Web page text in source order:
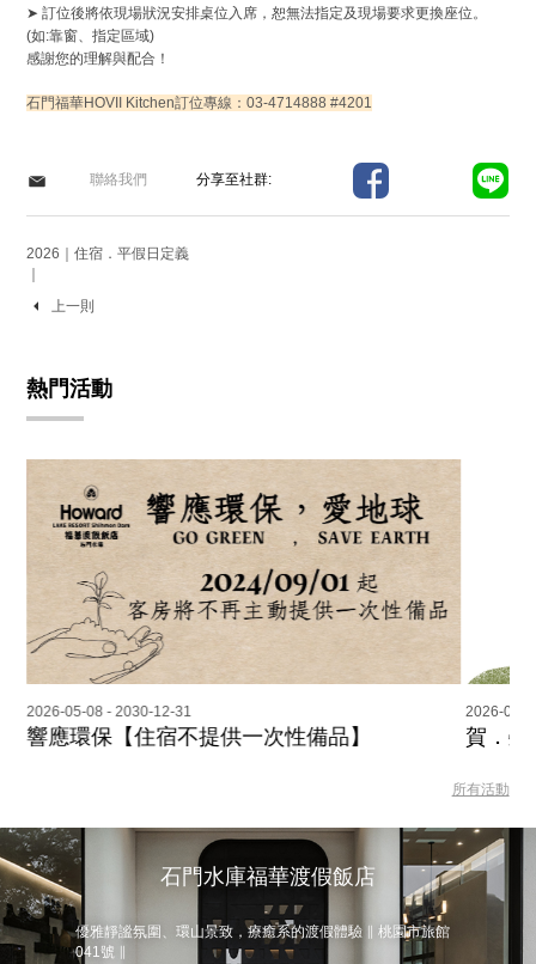
➤ 訂位後將依現場狀況安排桌位入席，恕無法指定及現場要求更換座位。
(如:靠窗、指定區域)
感謝您的理解與配合！
石門福華HOVII Kitchen訂位專線：03-4714888 #4201
聯絡我們 分享至社群:
2026｜住宿．平假日定義
｜
上一則
熱門活動
2026-05-08 - 2030-12-31
響應環保【住宿不提供一次性備品】
2026-01-
賀．
所有活動
石門水庫福華渡假飯店
優雅靜謐氛圍、環山景致，療癒系的渡假體驗 ∥ 桃園市旅館
041號 ∥